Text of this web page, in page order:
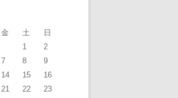
金 土
日
1
2
7 8
9
14 15
16
21 22
23